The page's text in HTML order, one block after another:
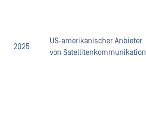
2025
US-amerikanischer Anbieter
von Satellitenkommunikation